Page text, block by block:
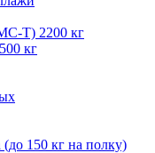
Т) 2200 кг
кг
150 кг на полку)